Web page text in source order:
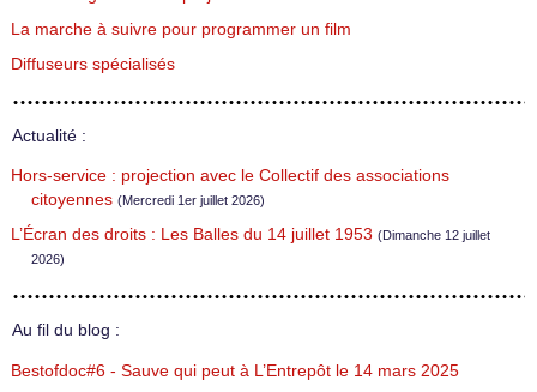
La marche à suivre pour programmer un film
Diffuseurs spécialisés
Actualité :
Hors-service : projection avec le Collectif des associations
citoyennes (Mercredi 1er juillet 2026)
L’Écran des droits : Les Balles du 14 juillet 1953 (Dimanche 12 juillet
2026)
Au fil du blog :
Bestofdoc#6 - Sauve qui peut à L’Entrepôt le 14 mars 2025